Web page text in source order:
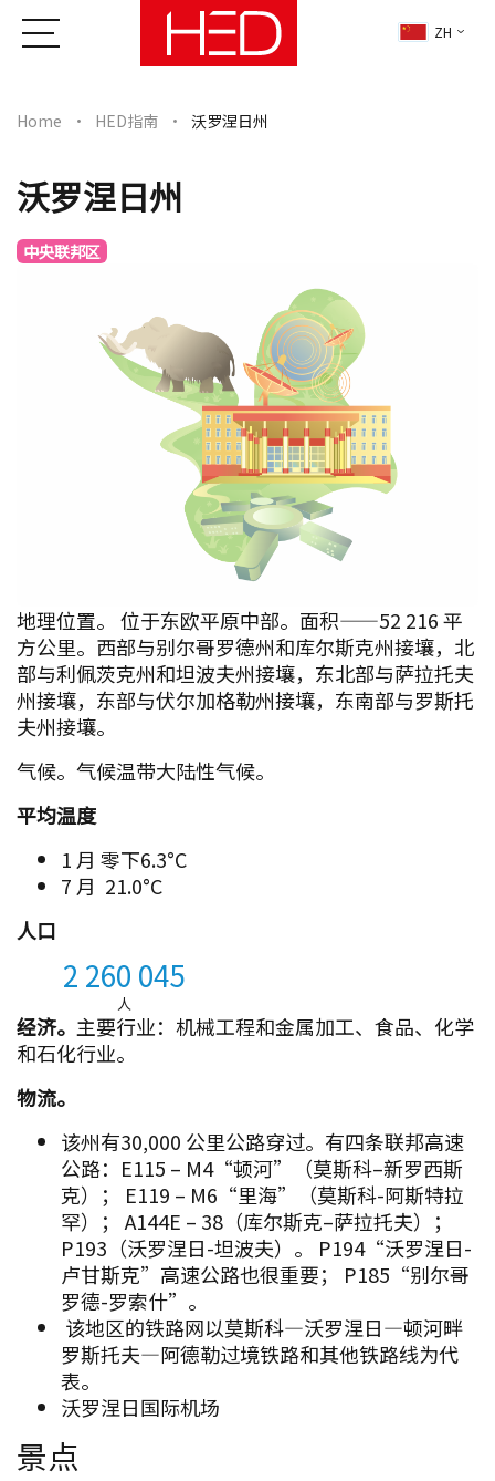
ZH
Home HED指南 沃罗涅日州
沃罗涅日州
中央联邦区
地理位置。 位于东欧平原中部。面积——52 216 平
方公里。西部与别尔哥罗德州和库尔斯克州接壤，北
部与利佩茨克州和坦波夫州接壤，东北部与萨拉托夫
州接壤，东部与伏尔加格勒州接壤，东南部与罗斯托
夫州接壤。
气候。气候温带大陆性气候。
平均温度
1 月 零下6.3°C
7 月 21.0°C
人口
2 260 045
人
经济。 主要行业：机械工程和金属加工、食品、化学
和石化行业。
物流。
该州有30,000 公里公路穿过。有四条联邦高速
公路：E115 – M4“顿河”（莫斯科–新罗西斯
克）； E119 – M6“里海”（莫斯科-阿斯特拉
罕）； A144E – 38（库尔斯克–萨拉托夫）；
P193（沃罗涅日-坦波夫）。 P194“沃罗涅日-
卢甘斯克”高速公路也很重要； P185“别尔哥
罗德-罗索什”。
该地区的铁路网以莫斯科—沃罗涅日—顿河畔
罗斯托夫—阿德勒过境铁路和其他铁路线为代
表。
沃罗涅日国际机场
景点